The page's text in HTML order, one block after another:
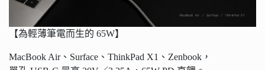
【為輕薄筆電而生的 65W】
MacBook Air、Surface、ThinkPad X1、Zenbook，